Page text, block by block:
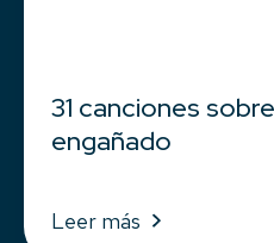
31 canciones
engañado
Leer más